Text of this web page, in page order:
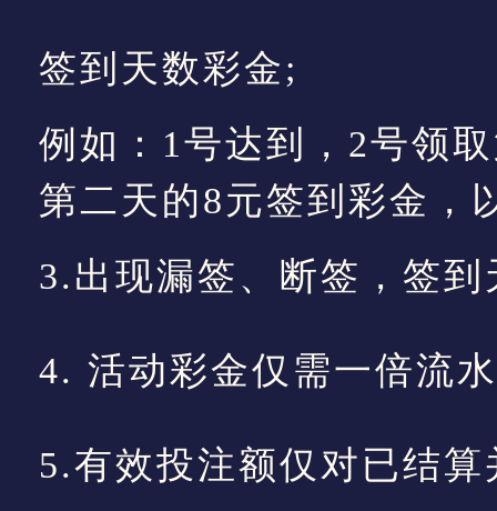
签到天数彩金;
例如：1号达到，2号领
第二天的8元签到彩金，
3.出现漏签、断签，签
4. 活动彩金仅需一倍流
5.有效投注额仅对已结